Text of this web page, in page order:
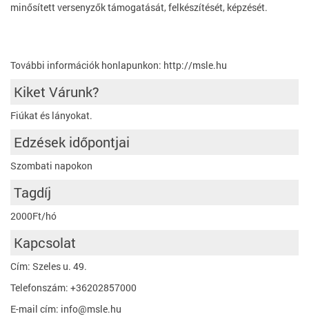
minősített versenyzők támogatását, felkészítését, képzését.
További információk honlapunkon: http://msle.hu
Kiket Várunk?
Fiúkat és lányokat.
Edzések időpontjai
Szombati napokon
Tagdíj
2000Ft/hó
Kapcsolat
Cím: Szeles u. 49.
Telefonszám: +36202857000
E-mail cím: info@msle.hu